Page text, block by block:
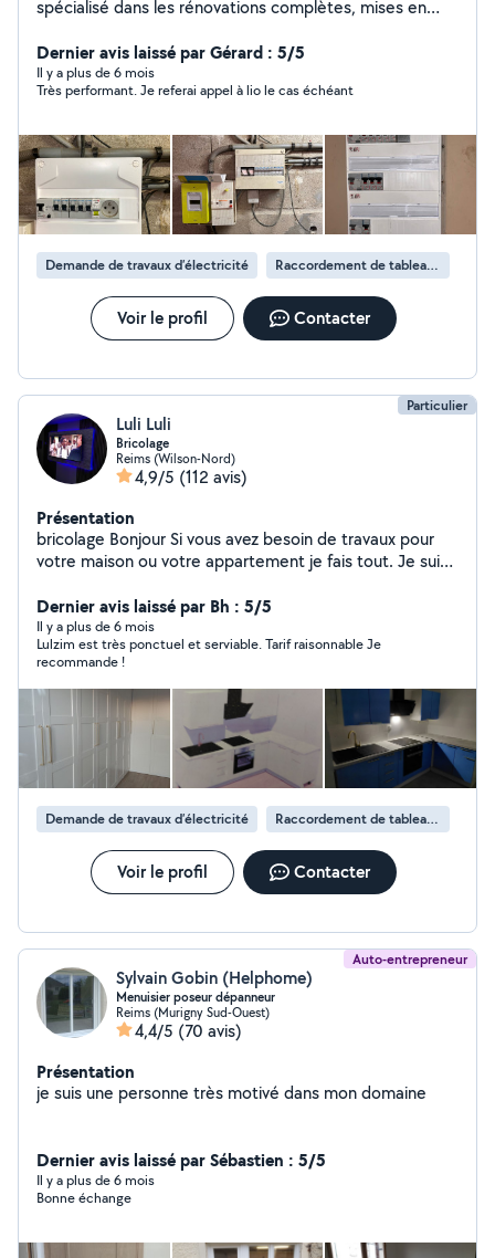
spécialisé dans les rénovations complètes, mises en
création de circuits, pose de placo, doublages et faux
plafonds. Travail soigné, respect des normes, devis clair
et interventions fiables. Disponible pour particuliers et
Dernier avis laissé par Gérard : 5/5
Il y a plus de 6 mois
Très performant. Je referai appel à lio le cas échéant
Demande de travaux d’électricité Raccordement de tableau électrique
Voir le profil Contacter
Particulier
Luli Luli
Bricolage
Reims (Wilson-Nord)
4,9/5 (112 avis)
Présentation
bricolage Bonjour Si vous avez besoin de travaux pour
votre maison ou votre appartement je fais tout. Je suis
meubles de cuisine, installer des rideaux, l'Électricité,
changer des robinets, plomberie, poser du parquet,
etc... Merci cordialement 24
Dernier avis laissé par Bh : 5/5
Il y a plus de 6 mois
Lulzim est très ponctuel et serviable. Tarif raisonnable Je
recommande !
Demande de travaux d’électricité Raccordement de tableau électrique
Voir le profil Contacter
Auto-entrepreneur
Sylvain Gobin (Helphome)
Menuisier poseur dépanneur
Reims (Murigny Sud-Ouest)
4,4/5 (70 avis)
Présentation
je suis une personne très motivé dans mon domaine
Dernier avis laissé par Sébastien : 5/5
Il y a plus de 6 mois
Bonne échange